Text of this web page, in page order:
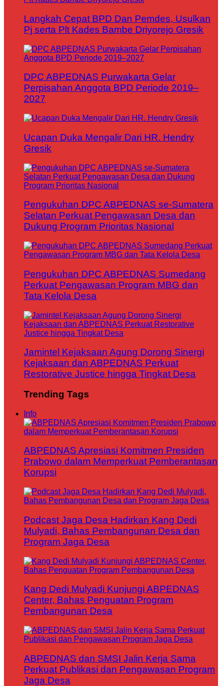
Langkah Cepat BPD Dan Pemdes, Usulkan
Pj serta Plt Kades Bambe Driyorejo Gresik
DPC ABPEDNAS Purwakarta Gelar
Perpisahan Anggota BPD Periode 2019–
2027
Ucapan Duka Mengalir Dari HR. Hendry
Gresik
Pengukuhan DPC ABPEDNAS se-Sumatera
Selatan Perkuat Pengawasan Desa dan
Dukung Program Prioritas Nasional
Pengukuhan DPC ABPEDNAS Sumedang
Perkuat Pengawasan Program MBG dan
Tata Kelola Desa
Jamintel Kejaksaan Agung Dorong Sinergi
Kejaksaan dan ABPEDNAS Perkuat
Restorative Justice hingga Tingkat Desa
Trending Tags
Info
ABPEDNAS Apresiasi Komitmen Presiden
Prabowo dalam Memperkuat Pemberantasan
Korupsi
Podcast Jaga Desa Hadirkan Kang Dedi
Mulyadi, Bahas Pembangunan Desa dan
Program Jaga Desa
Kang Dedi Mulyadi Kunjungi ABPEDNAS
Center, Bahas Penguatan Program
Pembangunan Desa
ABPEDNAS dan SMSI Jalin Kerja Sama
Perkuat Publikasi dan Pengawasan Program
Jaga Desa